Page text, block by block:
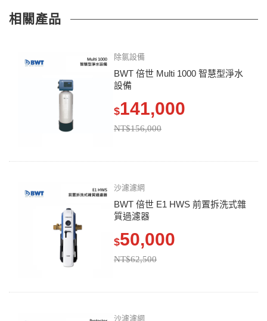
相關產品
除氯設備
BWT 倍世 Multi 1000 智慧型淨水
設備
$141,000
NT$156,000
沙濾濾網
BWT 倍世 E1 HWS 前置拆洗式雜
質過濾器
$50,000
NT$62,500
沙濾濾網